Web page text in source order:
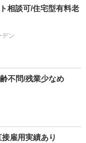
相談可/住宅型有料老
デン
不問/残業少なめ
雇用実績あり